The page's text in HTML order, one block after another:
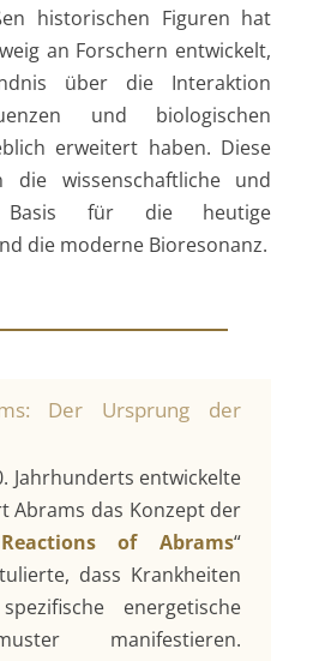
historischen Figuren hat
an Forschern entwickelt,
über die Interaktion
und biologischen
erweitert haben. Diese
die wissenschaftliche und
Basis für die heutige
die moderne Bioresonanz.
Der Ursprung der
Jahrhunderts entwickelte
Abrams das Konzept der
of Abrams“
dass Krankheiten
energetische
manifestieren.